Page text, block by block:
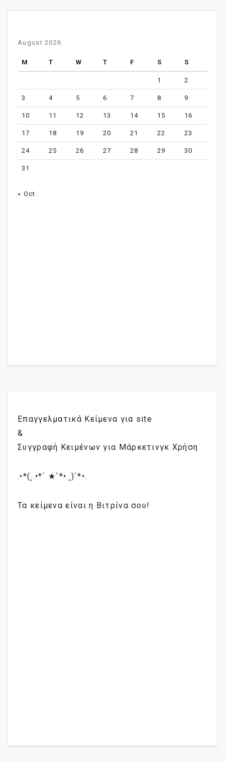
August 2026
M T W T F S S
1 2
3 4 5 6 7 8 9
10 11 12 13 14 15 16
17 18 19 20 21 22 23
24 25 26 27 28 29 30
31
« Oct
Επαγγελματικά Κείμενα για site
&
Συγγραφή Κειμένων για Μάρκετινγκ Χρήση
.•*(¸.•*´ ★`*•.¸)`*•.
Τα κείμενα είναι η Βιτρίνα σου!